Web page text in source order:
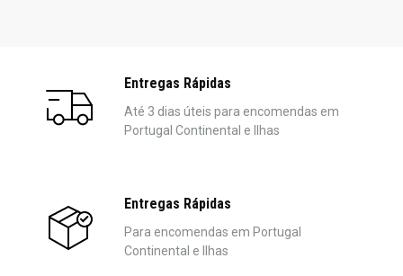
Entregas Rápidas
Até 3 dias úteis para encomendas em
Portugal Continental e Ilhas
Entregas Rápidas
Para encomendas em Portugal
Continental e Ilhas